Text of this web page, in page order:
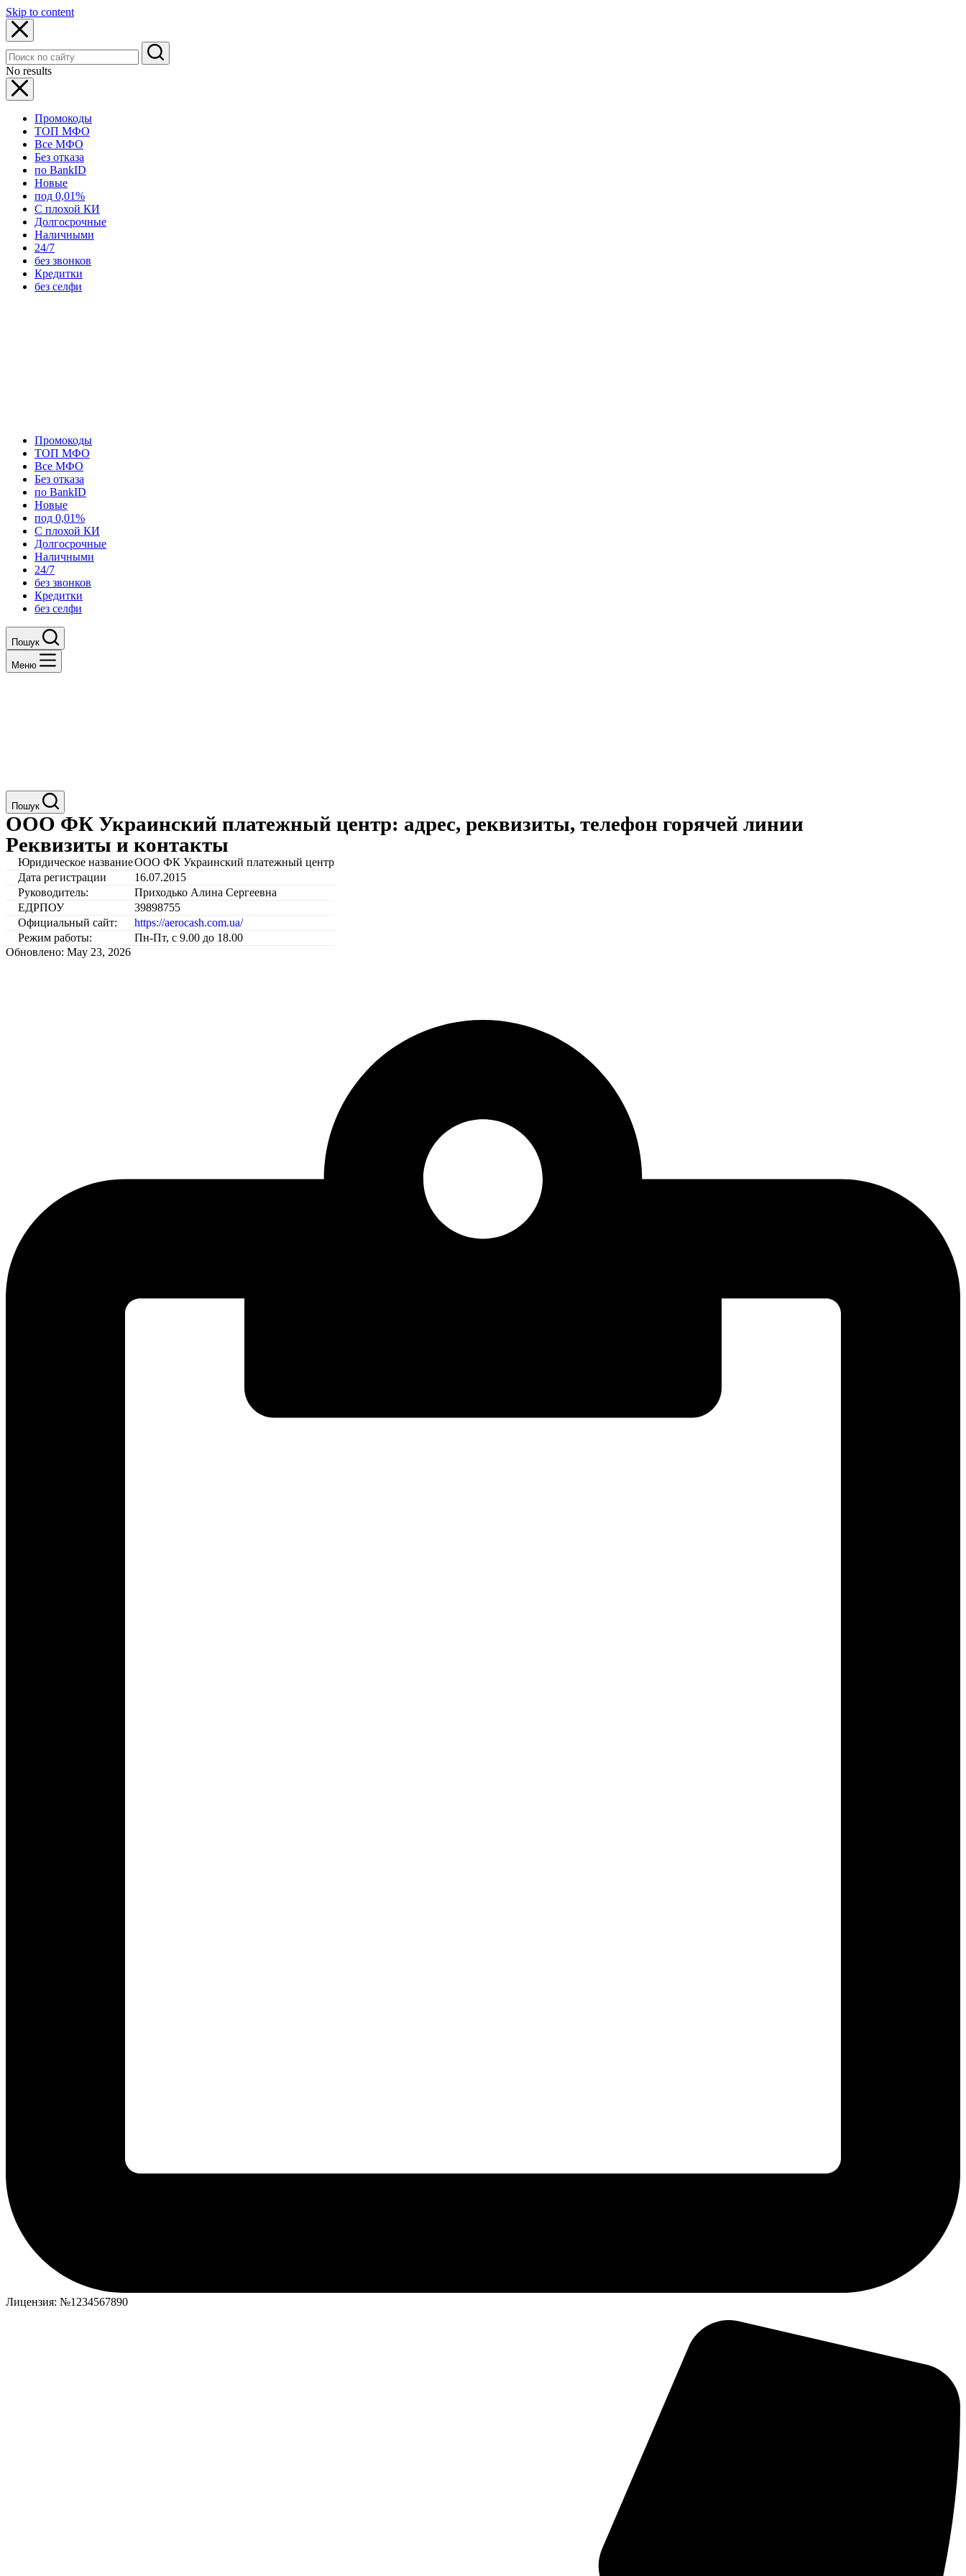
Skip to content
No results
Промокоды
ТОП МФО
Все МФО
Без отказа
по BankID
Новые
под 0,01%
С плохой КИ
Долгосрочные
Наличными
24/7
без звонков
Кредитки
без селфи
Промокоды
ТОП МФО
Все МФО
Без отказа
по BankID
Новые
под 0,01%
С плохой КИ
Долгосрочные
Наличными
24/7
без звонков
Кредитки
без селфи
Пошук
Меню
Пошук
ООО ФК Украинский платежный центр: адрес, реквизиты, телефон горячей линии
Реквизиты и контакты
Юридическое названиеООО ФК Украинский платежный центр
Дата регистрации
16.07.2015
Руководитель:
Приходько Алина Сергеевна
ЕДРПОУ
39898755
Официальный сайт:
https://aerocash.com.ua/
Режим работы:
Пн-Пт, с 9.00 до 18.00
Обновлено: May 23, 2026
Лицензия: №1234567890